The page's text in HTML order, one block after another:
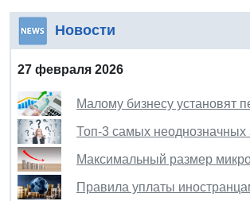
Новости
27 февраля 2026
Малому бизнесу установят
Топ-3 самых
Максимальный размер
Правила уплаты